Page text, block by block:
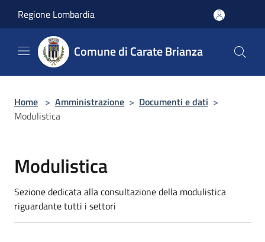
Regione Lombardia
Comune di Carate Brianza
Home > Amministrazione > Documenti e dati >
Modulistica
Modulistica
Sezione dedicata alla consultazione della modulistica
riguardante tutti i settori